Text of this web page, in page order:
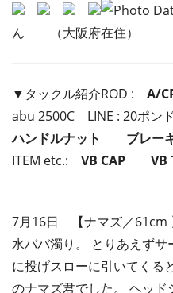
ん （大阪府在住）
▼タックル紹介ROD : A/
abu 2500C LINE : 20ポン
ハンドルナット ブレー
ITEM etc.:
VB CAP VB
7月16日 【ナマズ／61cm
水ババ濁り。 とりあえず
に投げスローに引いてくる
のナマズ君でした。 ヘッ